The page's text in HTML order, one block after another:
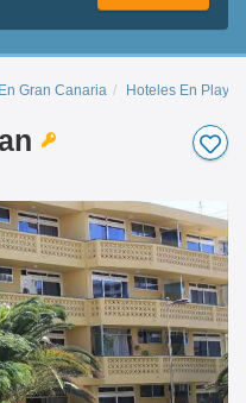
Gran Canaria Hoteles En Playa